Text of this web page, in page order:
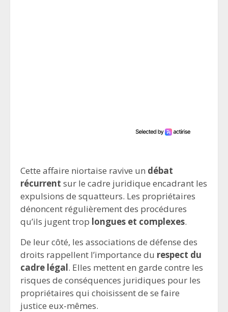
Cette affaire niortaise ravive un débat
récurrent sur le cadre juridique encadrant les
expulsions de squatteurs. Les propriétaires
dénoncent régulièrement des procédures
qu’ils jugent trop longues et complexes.
De leur côté, les associations de défense des
droits rappellent l’importance du respect du
cadre légal. Elles mettent en garde contre les
risques de conséquences juridiques pour les
propriétaires qui choisissent de se faire
justice eux-mêmes.